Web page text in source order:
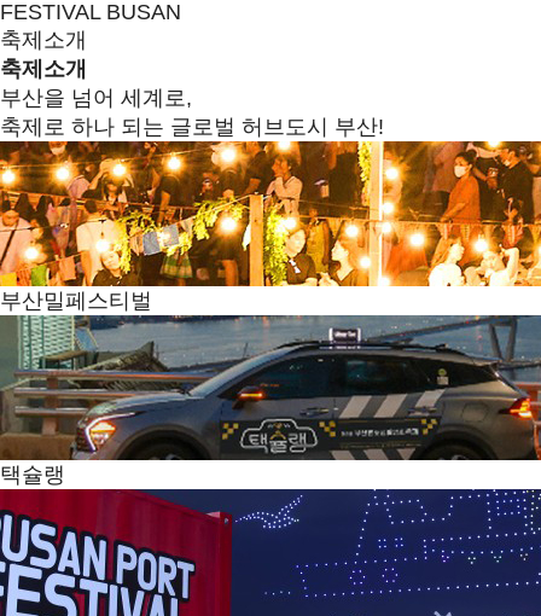
FESTIVAL BUSAN
축제소개
축제소개
부산을 넘어 세계로,
축제로 하나 되는 글로벌 허브도시 부산!
부산밀페스티벌
택슐랭